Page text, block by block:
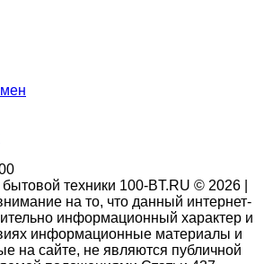
техники 100-BT.RU © 2026 |
на то, что данный интернет-
информационный характер и
информационные материалы и
на сайте, не являются публичной